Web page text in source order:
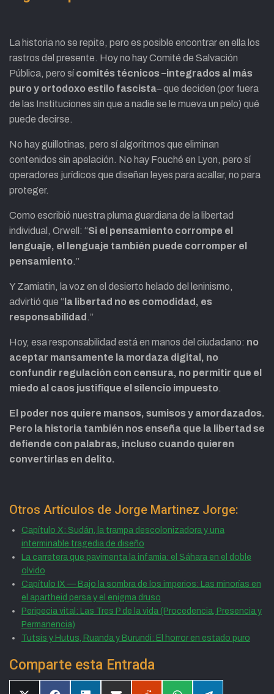
La historia no se repite, pero es posible encontrar en ella los
rastros del presente. Hoy no hay Comité de Salvación
Pública, pero sícomités técnicos –integrados al más
puro y ortodoxo estilo fascista– que deciden (por fuera
de las Instituciones sin que a nadie se le mueva un pelo) qué
puede decirse.
No hay guillotinas, pero sí algoritmos que eliminan
contenidos sin apelación. No hay Fouché en Lyon, pero sí
operadores jurídicos que diseñan leyes para acallar, no para
proteger.
Como escribió nuestra pluma guardiana de la libertad
individual, Orwell: “Si el pensamiento corrompe el
lenguaje, el lenguaje también puede corromper el
pensamiento.”
Y Zamiatin, la voz en el desierto helado del leninismo,
advirtió que “ la libertad no es comodidad, es
responsabilidad .”
Hoy, esa responsabilidad está en manos del ciudadano: no
aceptar mansamente la mordaza digital, no
confundir regulación con censura, no permitir que el
miedo al caos justifique el silencio impuesto.
El poder nos quiere mansos, sumisos y amordazados.
Pero la historia también nos enseña que la libertad se
defiende con palabras, incluso cuando quieren
convertirlas en delito.
Otros Artículos de Jorge Martinez Jorge:
Capítulo X: Sudán, la trampa descolonizadora y una
interminable tragedia de diseño
La carretera que pavimenta la infamia: el Sáhara en el doble
olvido
Capítulo IX — Bajo la sombra de los imperios: Las minorías en
el apartheid persa y el enigma druso
Peripecia vital: Las Tres P de la vida (Procedencia, Presencia y
Permanencia)
Tutsis y Hutus, Ruanda y Burundi: El horror en estado puro
Comparte esta Entrada